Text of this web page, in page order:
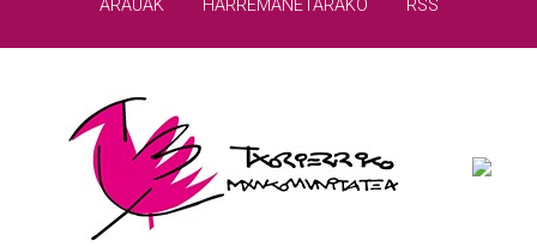
ARAUAK HARREMANETARAKO RSS